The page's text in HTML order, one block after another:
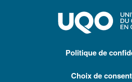
Politique de
Choix de